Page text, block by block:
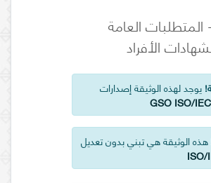
العامة
الأفراد
يوجد لهذه الوثيقة إصدارات
GSO ISO/
هذه الوثيقة هي تبني بدون تعديل